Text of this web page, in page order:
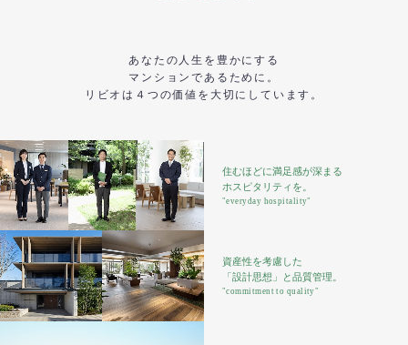
あなたの人生を豊かにする
マンションであるために。
リビオは４つの価値を大切にしています。
住むほどに満足感が深まる
ホスピタリティを。
"everyday hospitality"
資産性を考慮した
「設計思想」と品質管理。
"commitment to quality"